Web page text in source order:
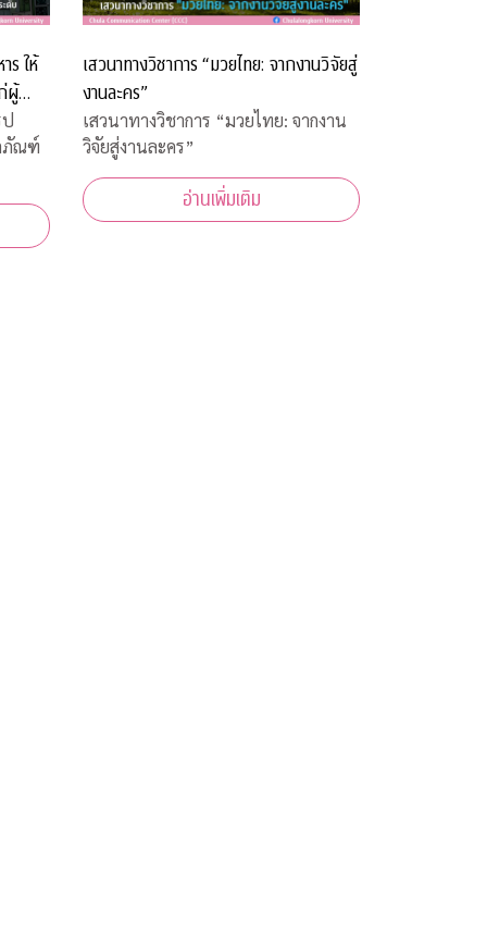
ร ให้
ผู้
ภัณฑ์
เสวนาทางวิชาการ “มวยไทย: จากงานวิจัยสู่
งานละคร”
เสวนาทางวิชาการ “มวยไทย: จากงาน
วิจัยสู่งานละคร”
อ่านเพิ่มเติม